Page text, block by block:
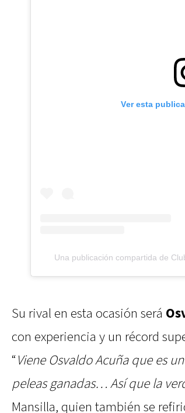
Ver esta
Una publicación compartida de
Su rival en esta ocasión será
con experiencia y un récord
“Viene Osvaldo Acuña que es
peleas ganadas… Así que la
Mansilla, quien también se